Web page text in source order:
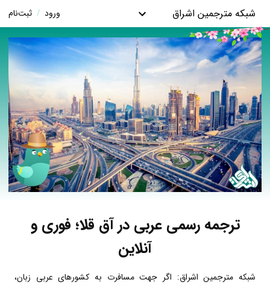
شبکه مترجمین اشراق ورود / ثبت‌نام
ترجمه رسمی عربی در آق‌ قلا؛ فوری و
آنلاین
شبکه مترجمین اشراق: اگر جهت مسافرت به کشورهای عربی زبان،